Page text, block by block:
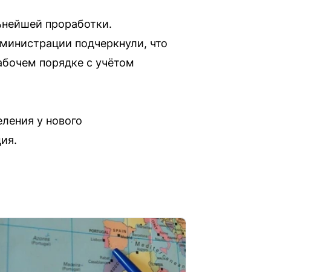
проработки.
подчеркнули, что
порядке с учётом
у нового